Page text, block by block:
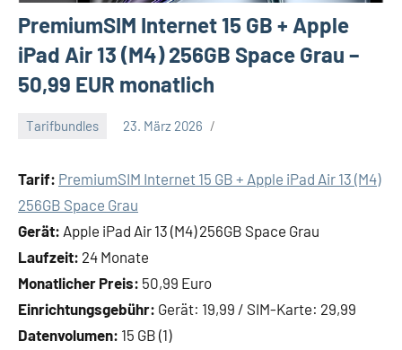
PremiumSIM Internet 15 GB + Apple
iPad Air 13 (M4) 256GB Space Grau –
50,99 EUR monatlich
Tarifbundles 23. März 2026
Tarif: PremiumSIM Internet 15 GB + Apple iPad Air 13 (M4)
256GB Space Grau
Gerät: Apple iPad Air 13 (M4) 256GB Space Grau
Laufzeit: 24 Monate
Monatlicher Preis: 50,99 Euro
Einrichtungsgebühr: Gerät: 19,99 / SIM-Karte: 29,99
Datenvolumen: 15 GB (1)